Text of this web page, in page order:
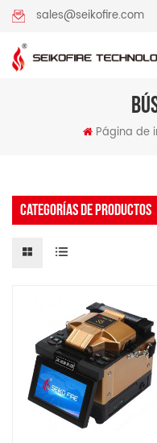
sales@seikofire.com
Página de
CATEGORÍAS DE PRODUCTOS